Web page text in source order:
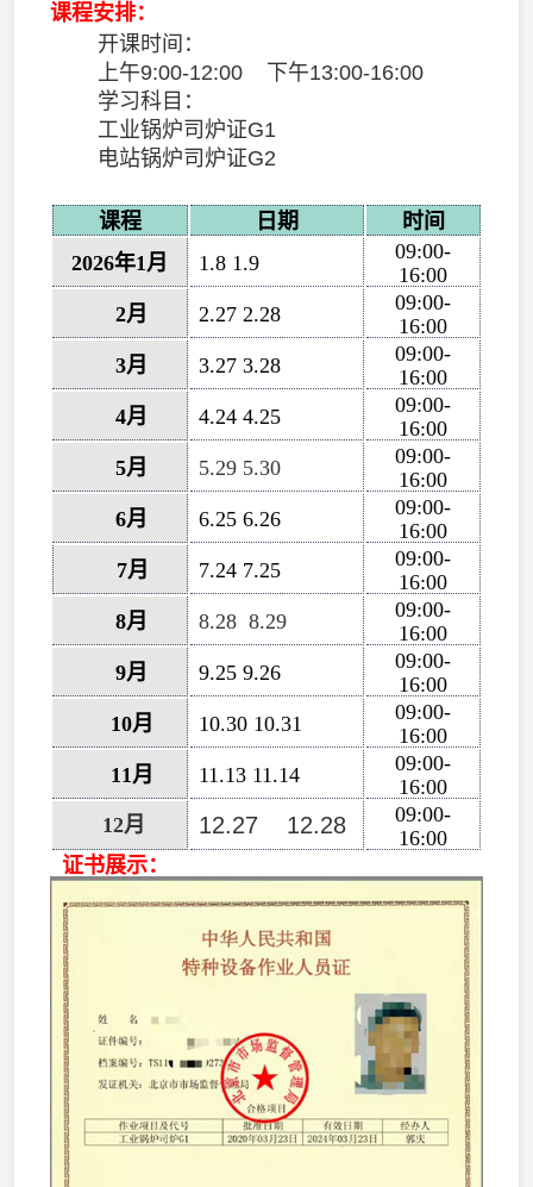
课程安排：
开课时间：
上午9:00-12:00 下午13:00-16:00
学习科目：
工业锅炉司炉证G1
电站锅炉司炉证G2
课程 日期
时间
2026年1月 1.8 1.9
09:00-
16:00
2月
2.27 2.28
09:00-
16:00
3月 3.27 3.28
09:00-
16:00
4月
4.24 4.25
09:00-
16:00
5月
5.29 5.30
09:00-
16:00
6月 6.25 6.26
09:00-
16:00
7月
7.24 7.25
09:00-
16:00
8月
8.28 8.29
09:00-
16:00
9月
9.25 9.26
09:00-
16:00
10月
10.30 10.31
09:00-
16:00
11月
11.13 11.14
09:00-
16:00
12月
12.27 12.28
09:00-
16:00
证书展示：